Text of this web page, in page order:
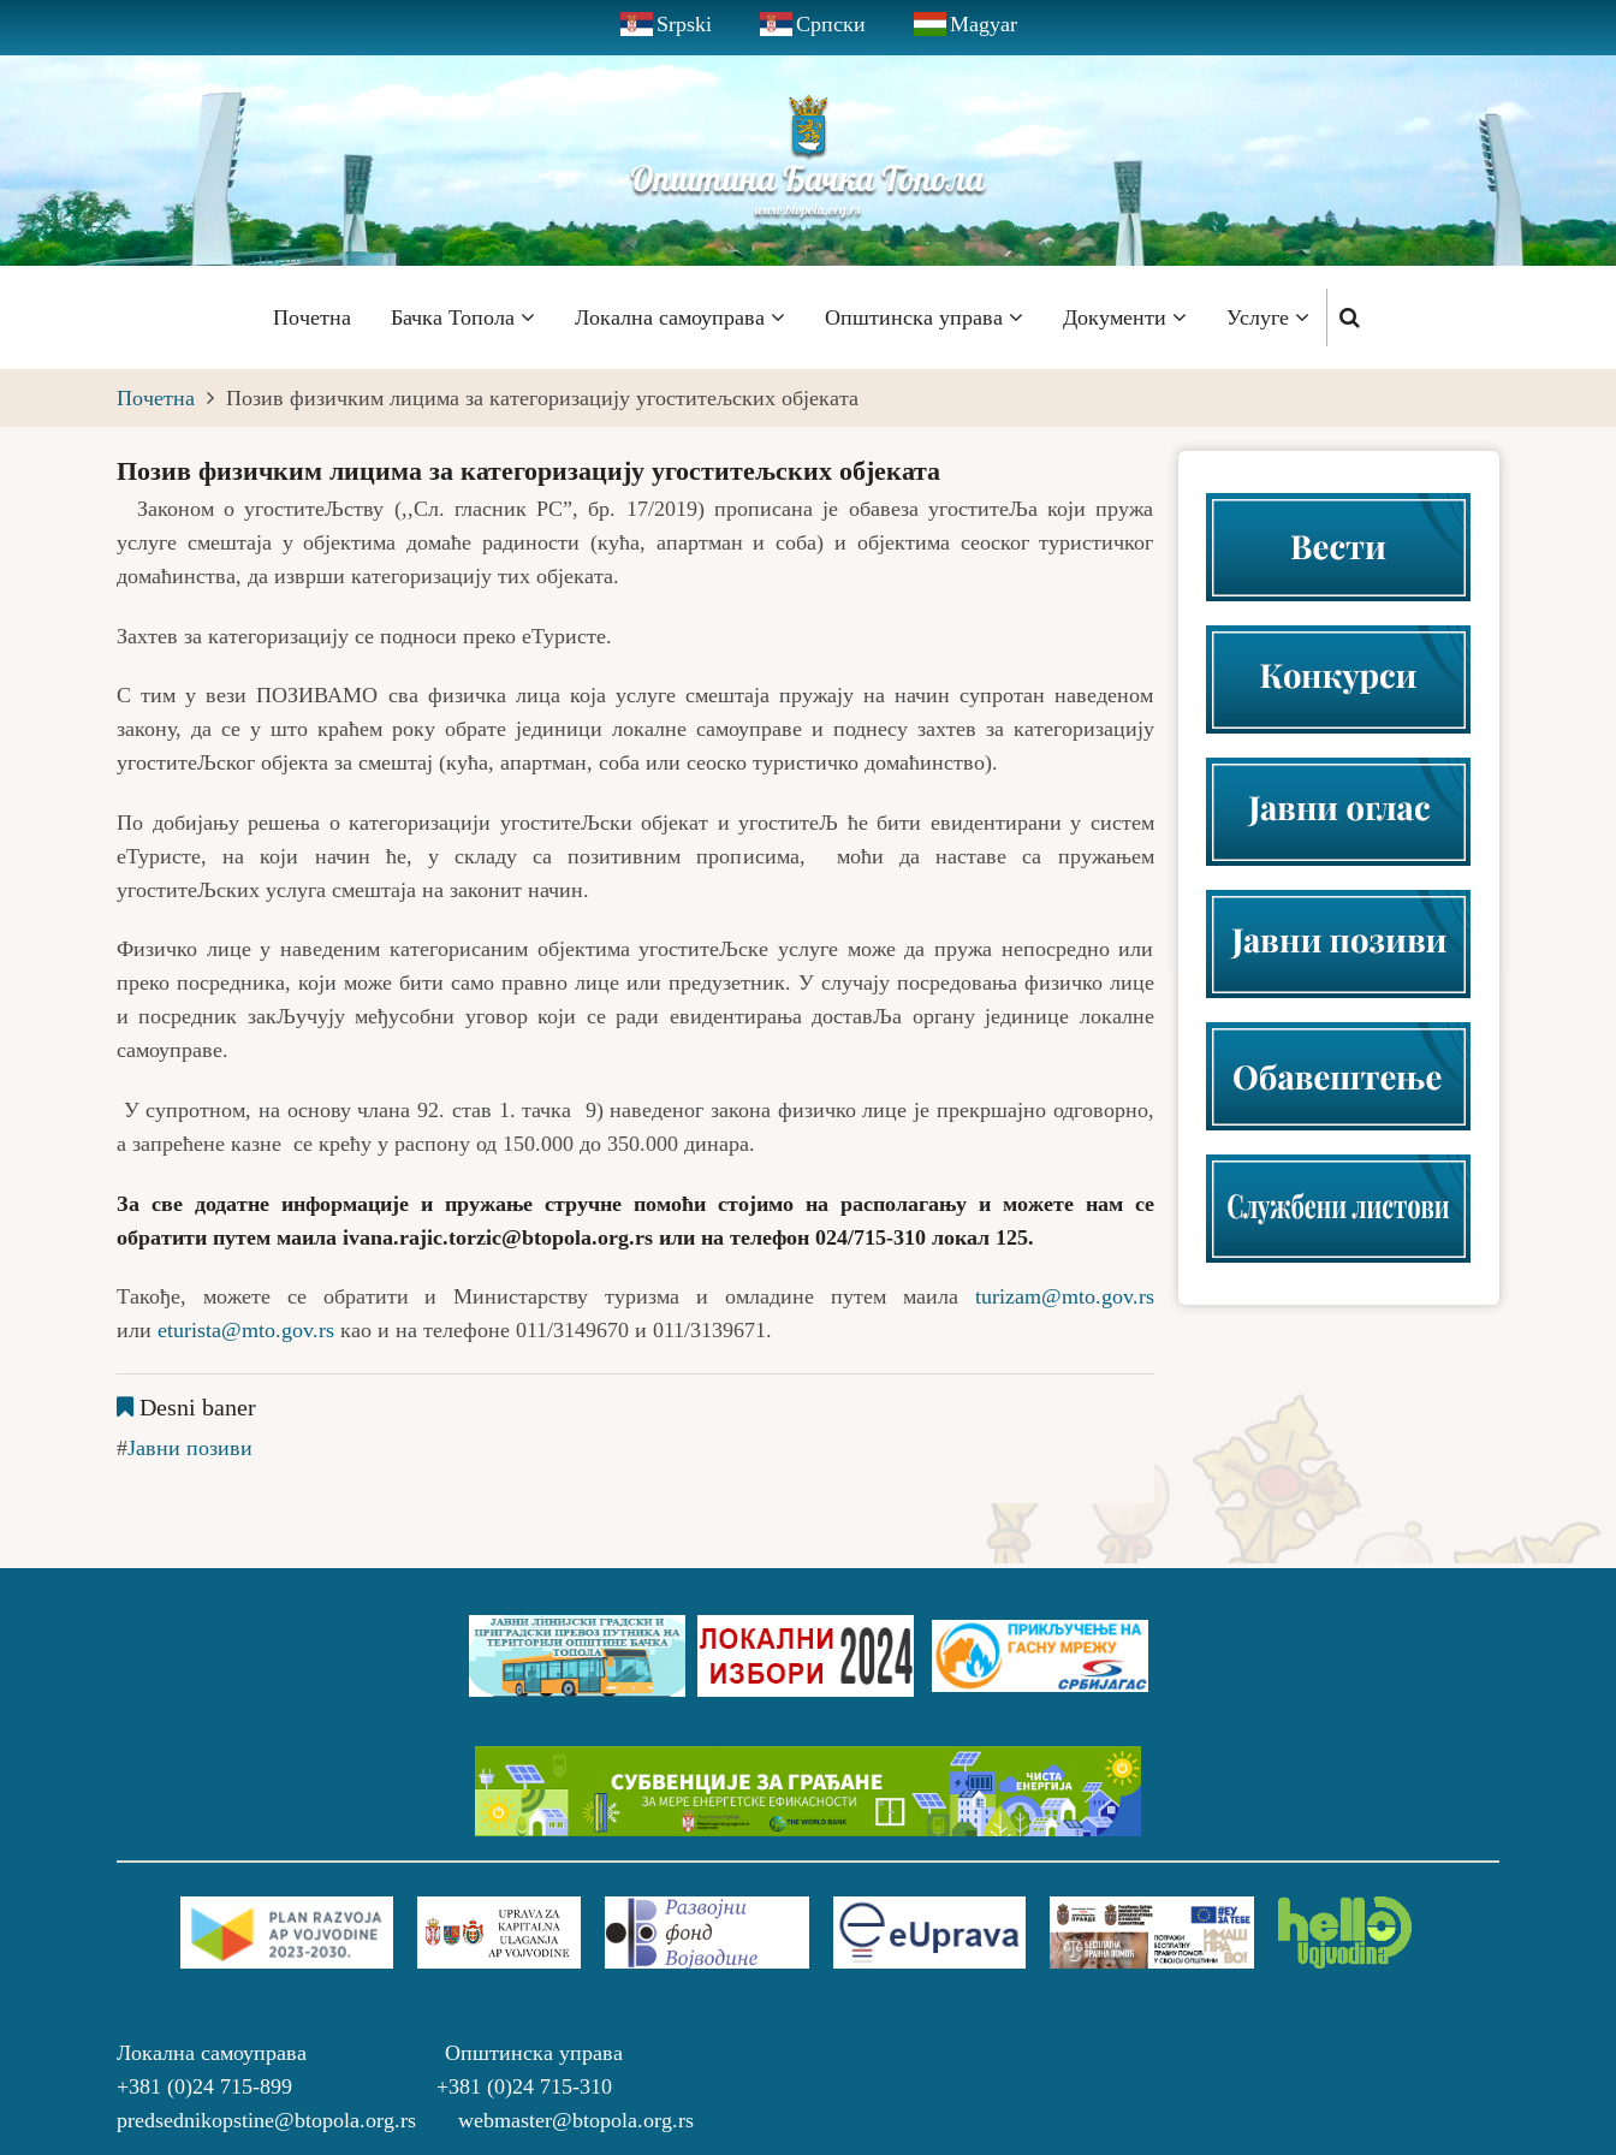
to
main
content
Srpski Српски Magyar
Главна
навигација
Почетна Бачка Топола Локална самоуправа Општинска управа Документи Услуге
Почетна Позив физичким лицима за категоризацију угоститељских објеката
Позив физичким лицима за категоризацију угоститељских објеката
Законом о угоститеЉству (,,Сл. гласник РСˮ, бр. 17/2019) прописана је обавеза угоститеЉа који пружа
услуге смештаја у објектима домаће радиности (кућа, апартман и соба) и објектима сеоског туристичког
домаћинства, да изврши категоризацију тих објеката.
Захтев за категоризацију се подноси преко еТуристе.
С тим у вези ПОЗИВАМО сва физичка лица која услуге смештаја пружају на начин супротан наведеном
закону, да се у што краћем року обрате јединици локалне самоуправе и поднесу захтев за категоризацију
угоститеЉског објекта за смештај (кућа, апартман, соба или сеоско туристичко домаћинство).
По добијању решења о категоризацији угоститеЉски објекат и угоститеЉ ће бити евидентирани у систем
еТуристе, на који начин ће, у складу са позитивним прописима, моћи да наставе са пружањем
угоститеЉских услуга смештаја на законит начин.
Физичко лице у наведеним категорисаним објектима угоститеЉске услуге може да пружа непосредно или
преко посредника, који може бити само правно лице или предузетник. У случају посредовања физичко лице
и посредник закЉучују међусобни уговор који се ради евидентирања доставЉа органу јединице локалне
самоуправе.
У супротном, на основу члана 92. став 1. тачка 9) наведеног закона физичко лице је прекршајно одговорно,
а запрећене казне се крећу у распону од 150.000 до 350.000 динара.
За све додатне информације и пружање стручне помоћи стојимо на располагању и можете нам се
обратити путем маила ivana.rajic.torzic@btopola.org.rs или на телефон 024/715-310 локал 125.
Такође, можете се обратити и Министарству туризма и омладине путем маила turizam@mto.gov.rs
или eturista@mto.gov.rs као и на телефоне 011/3149670 и 011/3139671.
Desni baner
Јавни позиви
Локална самоуправа Општинска управа
+381 (0)24 715-899 +381 (0)24 715-310
predsednikopstine@btopola.org.rs webmaster@btopola.org.rs